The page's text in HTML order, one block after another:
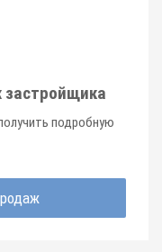
подробную